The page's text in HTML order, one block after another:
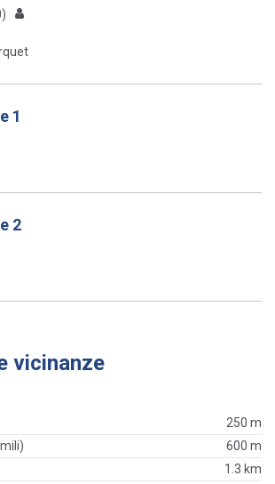
1
2
vicinanze
250 m
600 m
1.3 km